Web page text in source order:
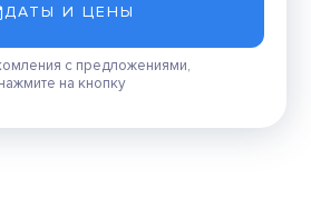
ДАТЫ И ЦЕНЫ
с предложениями,
нажмите на кнопку